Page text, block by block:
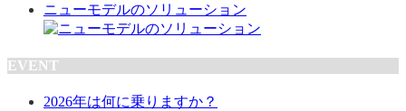
ニューモデルのソリューション
EVENT
2026年は何に乗りますか？